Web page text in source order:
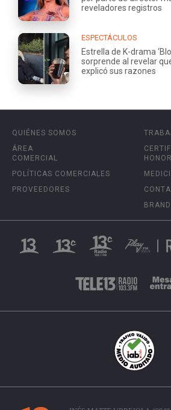
reveladores registros
ESPECTÁCULOS
Estrella de K-drama
sorprende al revelar
explicó sus razones
QUIÉNES SOMOS
ÁREA
COMERCIAL
POLÍTICAS COMERCIALES
PROVEEDORES